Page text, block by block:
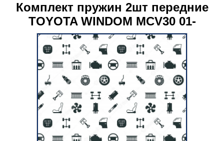
Комплект пружин 2шт передние
TOYOTA WINDOM MCV30 01-